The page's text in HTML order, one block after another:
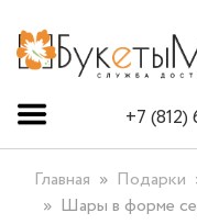
+7
Главная Подарки
Шары в форме